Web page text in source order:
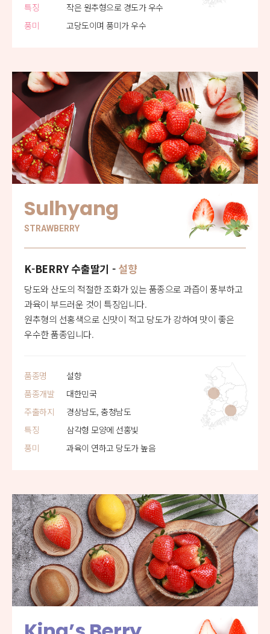
특징
작은 원추형으로 경도가 우수
풍미
고당도이며 풍미가 우수
Sulhyang
STRAWBERRY
K-BERRY 수출딸기 - 설향
당도와 산도의 적절한 조화가 있는 품종으로 과즙이 풍부하고
과육이 부드러운 것이 특징입니다.
원추형의 선홍색으로 신맛이 적고 당도가 강하여 맛이 좋은
우수한 품종입니다.
품종명
설향
품종개발
대한민국
주출하지
경상남도, 충청남도
특징
삼각형 모양에 선홍빛
풍미
과육이 연하고 당도가 높음